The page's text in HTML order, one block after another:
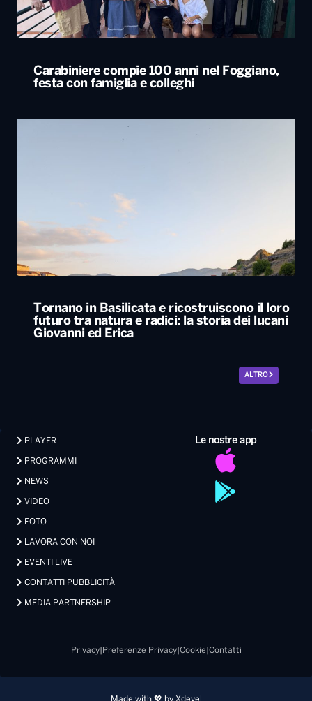
Carabiniere compie 100 anni nel Foggiano,
festa con famiglia e colleghi
Tornano in Basilicata e ricostruiscono il loro
futuro tra natura e radici: la storia dei lucani
Giovanni ed Erica
ALTRO
Le nostre app
PLAYER
PROGRAMMI
NEWS
VIDEO
FOTO
LAVORA CON NOI
EVENTI LIVE
CONTATTI PUBBLICITÀ
MEDIA PARTNERSHIP
Privacy| Preferenze Privacy| Cookie Contatti
Made with 💖 by Xdevel